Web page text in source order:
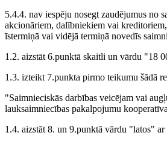
5.4.4. nav iespēju nosegt zaudējumus no
akcionāriem, dalībniekiem vai
īstermiņā vai vidējā termiņā novedīs
1.2. aizstāt 6.punktā skaitli un vārdu "18
1.3. izteikt 7.punkta pirmo teikumu šādā
"Saimnieciskās darbības veicējam vai
lauksaimniecības pakalpojumu
1.4. aizstāt 8. un 9.punktā vārdu "latos"